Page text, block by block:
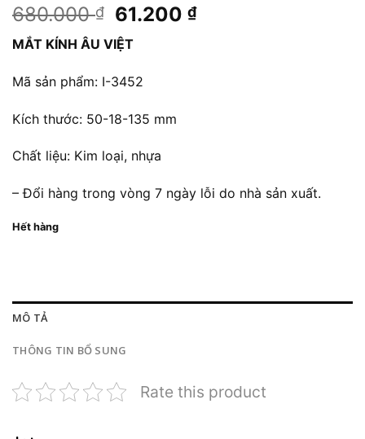
680.000₫
Giá
gốc
là:
680.000 ₫.
61.200₫Giá
MẮT KÍNH ÂU VIỆT
Mã sản phẩm: I-3452
Kích thước: 50-18-135 mm
Chất liệu: Kim loại, nhựa
– Đổi hàng trong vòng 7 ngày lỗi do nhà sản xuất.
Hết hàng
MÔ TẢ
THÔNG TIN BỔ SUNG
Rate this product